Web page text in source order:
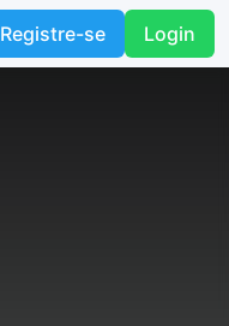
Registre-se Login